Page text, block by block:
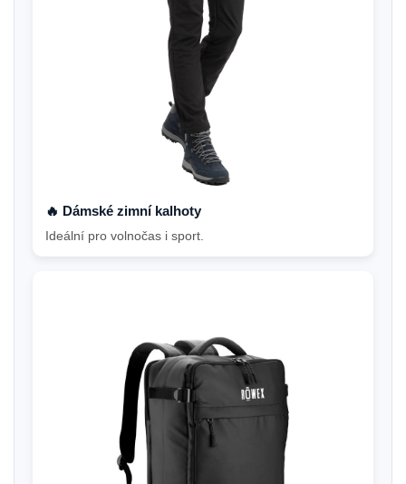
🔥 Dámské zimní kalhoty
Ideální pro volnočas i sport.